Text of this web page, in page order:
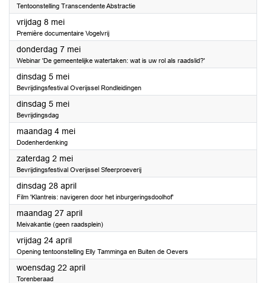
Tentoonstelling Transcendente Abstractie
vrijdag 8 mei2026
Première documentaire Vogelvrij
donderdag 7 mei2026
Webinar 'De gemeentelijke watertaken: wat is uw rol als raadslid?'
dinsdag 5 mei2026
Bevrijdingsfestival Overijssel Rondleidingen
dinsdag 5 mei2026
Bevrijdingsdag
maandag 4 mei2026
Dodenherdenking
zaterdag 2 mei2026
Bevrijdingsfestival Overijssel Sfeerproeverij
dinsdag 28 april2026
Film 'Klantreis: navigeren door het inburgeringsdoolhof'
maandag 27 april2026
Meivakantie (geen raadsplein)
vrijdag 24 april2026
Opening tentoonstelling Elly Tamminga en Buiten de Oevers
woensdag 22 april2026
Torenberaad